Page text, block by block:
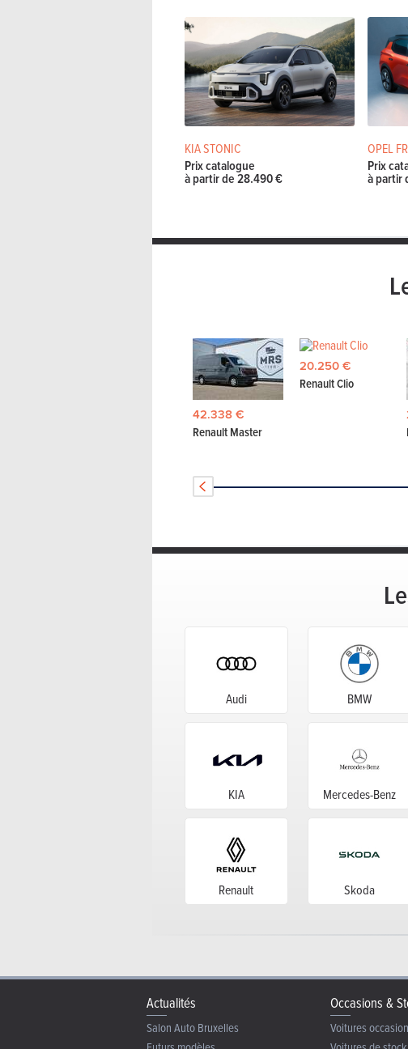
KIA STONIC
Prix catalogue
à partir de 28.490 €
OPEL
Prix
à partir
42.338 €
Renault Master
20.250 €
Renault Clio
Audi BMW
KIA Mercedes-Benz
Renault Skoda
Actualités
Salon Auto Bruxelles
Occasions &
Voitures occasion